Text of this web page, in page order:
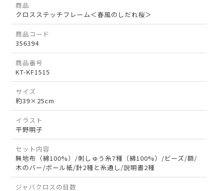
商品
クロスステッチフレーム＜春風のしだれ桜＞
商品コード
356394
商品番号
KT-KF1515
サイズ
約39×25cm
イラスト
平野明子
セット内容
無地布（綿100%）/刺しゅう糸7種（綿100%）/ビーズ/額/
木のバー/ボール紙/針2種と糸通し/説明書2種
ジャバクロスの目数